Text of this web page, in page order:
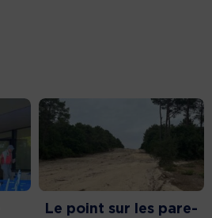
Le point sur les pare-